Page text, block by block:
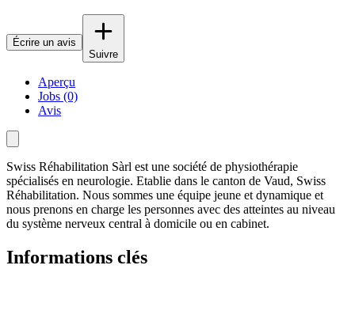
Écrire un avis
Suivre
Aperçu
Jobs (0)
Avis
Swiss Réhabilitation Sàrl est une société de physiothérapie
spécialisés en neurologie. Etablie dans le canton de Vaud, Swiss
Réhabilitation. Nous sommes une équipe jeune et dynamique et
nous prenons en charge les personnes avec des atteintes au niveau
du système nerveux central à domicile ou en cabinet.
Informations clés